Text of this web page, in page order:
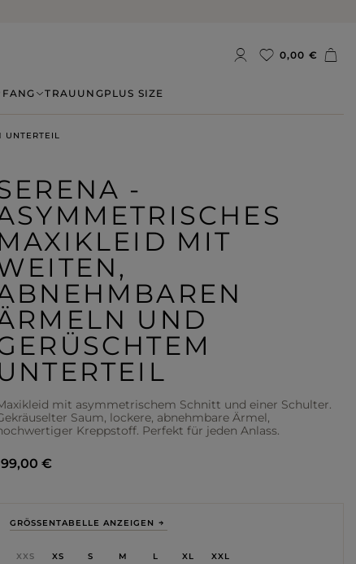
0,00 €
TRAUUNGPLUS SIZE
UNTERTEIL
-
MIT
UND
mit asymmetrischem Schnitt und einer Schulter.
Saum, lockere, abnehmbare Ärmel,
Kreppstoff. Perfekt für jeden Anlass.
GRÖSSENTABELLE ANZEIGEN
XXS XS S M L XL XXL
€